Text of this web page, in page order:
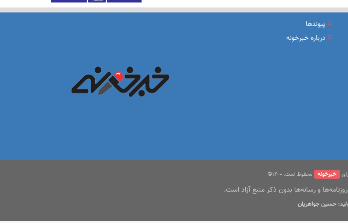
پیوندها
درباره خبرخونه
خبرخونه محفوظ است. ۱400©
و رسانه‌ها بدون ذکر منبع آزاد است.
حسین جواهریان